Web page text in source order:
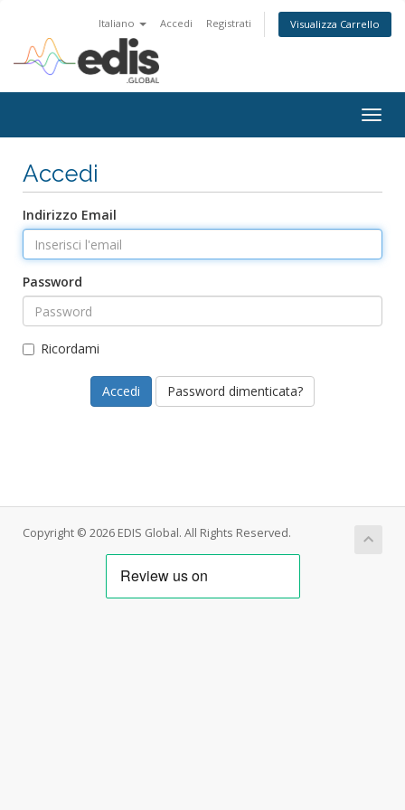
Italiano Accedi Registrati Visualizza Carrello
Accedi
Indirizzo Email
Password
Ricordami
Password dimenticata?
Copyright © 2026 EDIS Global. All Rights Reserved.